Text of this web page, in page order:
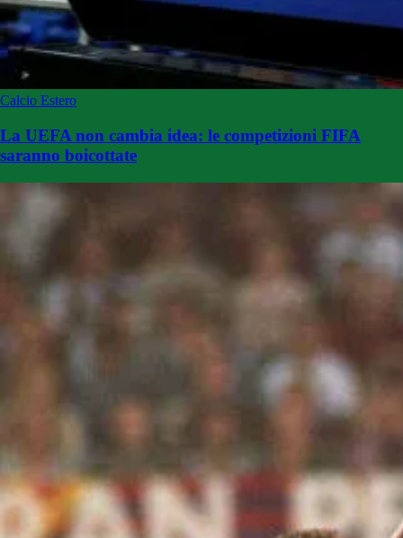
Calcio Estero
La UEFA non cambia idea: le competizioni FIFA
saranno boicottate